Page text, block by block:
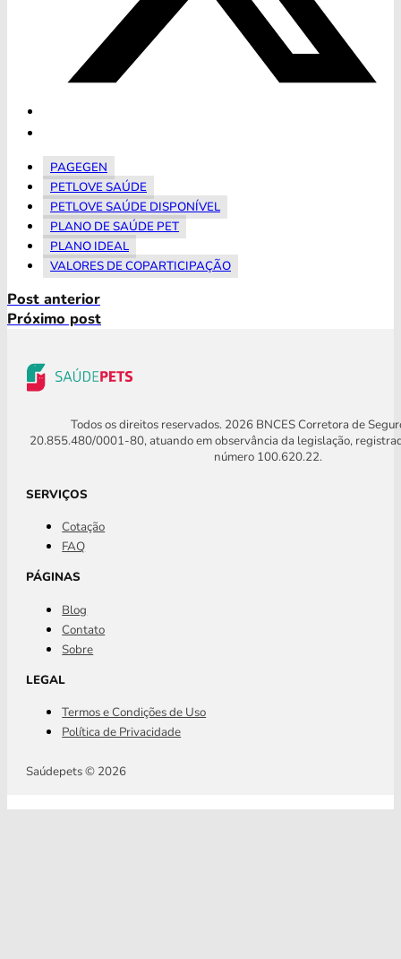
PAGEGEN
PETLOVE SAÚDE
PETLOVE SAÚDE DISPONÍVEL
PLANO DE SAÚDE PET
PLANO IDEAL
VALORES DE COPARTICIPAÇÃO
Post anterior
Próximo post
Todos os direitos reservados. 2026 BNCES Corretora de
20.855.480/0001-80, atuando em observância da legislação,
número 100.620.22.
SERVIÇOS
Cotação
FAQ
PÁGINAS
Blog
Contato
Sobre
LEGAL
Termos e Condições de Uso
Política de Privacidade
Saúdepets © 2026